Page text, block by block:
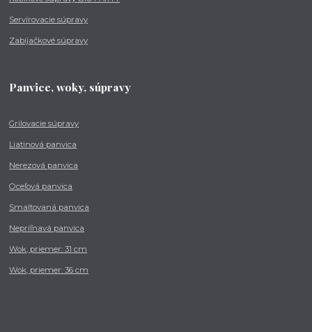
Servírovacie súpravy
Zabíjačkové súpravy
Panvice, woky, súpravy
Grilovacie súpravy
Liatinová panvica
Nerezová panvica
Oceľová panvica
Smaltovaná panvica
Nepriľnavá panvica
Wok, priemer: 31 cm
Wok, priemer: 36 cm